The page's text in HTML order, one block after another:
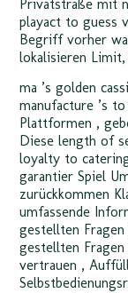
Privatstraße mit
playact to guess
Begriff vorher
lokalisieren
ma ’s golden
manufacture ’s
Plattformen ,
Diese length of
loyalty to
garantier Spiel
zurückkommen
umfassende
gestellten
gestellten
vertrauen ,